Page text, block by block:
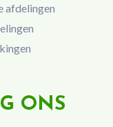
afdelingen
ONS